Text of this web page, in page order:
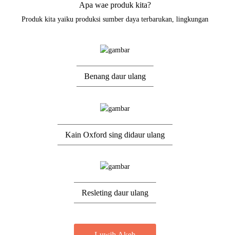
Apa wae produk kita?
Produk kita yaiku produksi sumber daya terbarukan, lingkungan
Benang daur ulang
Kain Oxford sing didaur ulang
Resleting daur ulang